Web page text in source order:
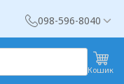
098-596-8040
Кошик